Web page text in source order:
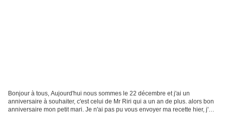
Bonjour à tous, Aujourd'hui nous sommes le 22 décembre et j'ai un
anniversaire à souhaiter, c'est celui de Mr Riri qui a un an de plus. alors bon
anniversaire mon petit mari. Je n'ai pas pu vous envoyer ma recette hier, j'ai